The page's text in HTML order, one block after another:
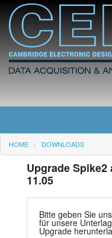
Home
Neues
Produkte
Preisliste
HOME DOWNLOADS
Upgrade
11.05
Bitte geben Sie
für unsere
Upgrade